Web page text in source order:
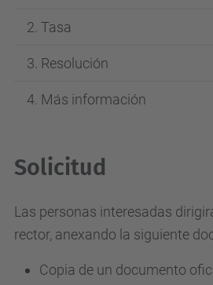
Tasa
Resolución
Más información
Solicitud
Las personas interesadas
rector, anexando la siguiente
Copia de un documento